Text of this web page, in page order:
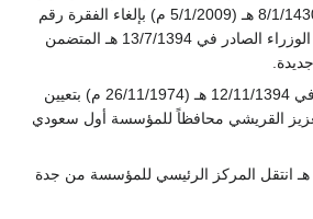
مجلس الوزراء في 8/1/1430 هـ (5/1/2009 م) بإلغاء الفقرة رقم
(1) من قرار مجلس الوزراء الصادر في 13/7/1394 هـ المتضمن
صدر مرسوم ملكي في 12/11/1394 هـ (26/11/1974 م) بتعيين
القريشي محافظاً للمؤسسة أول سعودي
في أواخر عام 1398 هـ انتقل المركز الرئيسي للمؤسسة من جدة